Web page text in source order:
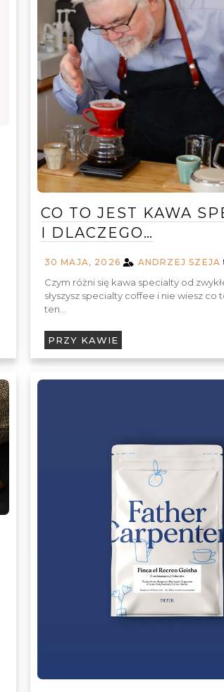
CO TO JEST KAWA
I DLACZEGO…
30 MAJA, 2026 ANDRZEJ SZEJA
Czym różni się kawa specialty od
słyszysz specialty coffee i nie wiesz co
ten…
PRZY KAWIE